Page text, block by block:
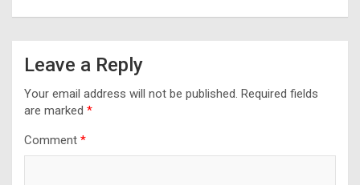
Leave a Reply
Your email address will not be published. Required fields
are marked *
Comment *